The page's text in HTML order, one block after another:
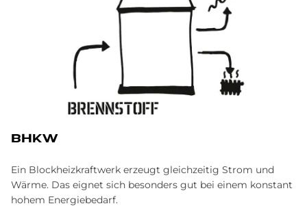
BHKW
Ein Blockheizkraftwerk erzeugt gleichzeitig Strom und
Wärme. Das eignet sich besonders gut bei einem konstant
hohem Energiebedarf.